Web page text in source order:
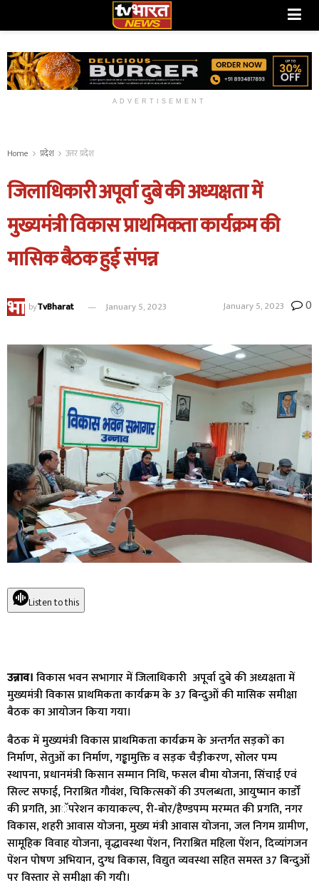
ADVERTISEMENT
Home प्रदेश उत्तर प्रदेश
जिलाधिकारी अपूर्वा दुबे की अध्यक्षता में
मुख्यमंत्री विकास प्राथमिकता कार्यक्रम की
मासिक बैठक हुई संपन्न
byTvBharat January 5, 2023 January 5, 2023 0
Listen to this
उन्नाव।विकास भवन सभागार में जिलाधिकारी अपूर्वा दुबे की अध्यक्षता में
मुख्यमंत्री विकास प्राथमिकता कार्यक्रम के 37 बिन्दुओं की मासिक समीक्षा
बैठक का आयोजन किया गया।
बैठक में मुख्यमंत्री विकास प्राथमिकता कार्यक्रम के अन्तर्गत सड़कों का
निर्माण, सेतुओं का निर्माण, गड्ढामुक्ति व सड़क चैड़ीकरण, सोलर पम्प
स्थापना, प्रधानमंत्री किसान सम्मान निधि, फसल बीमा योजना, सिंचाई एवं
सिल्ट सफाई, निराश्रित गौवंश, चिकित्सकों की उपलब्धता, आयुष्मान कार्डों
की प्रगति, आॅपरेशन कायाकल्प, री-बोर/हैण्डपम्प मरम्मत की प्रगति, नगर
विकास, शहरी आवास योजना, मुख्य मंत्री आवास योजना, जल निगम ग्रामीण,
सामूहिक विवाह योजना, वृद्धावस्था पेंशन, निराश्रित महिला पेंशन, दिव्यांगजन
पेंशन पोषण अभियान, दुग्ध विकास, विद्युत व्यवस्था सहित समस्त 37 बिन्दुओं
पर विस्तार से समीक्षा की गयी।